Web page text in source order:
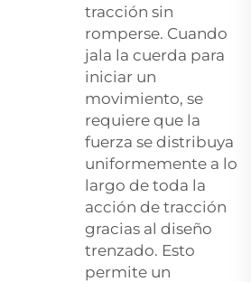
tracción sin
romperse. Cuando
jala la cuerda para
iniciar un
movimiento, se
requiere que la
fuerza se distribuya
uniformemente a lo
largo de toda la
acción de tracción
gracias al diseño
trenzado. Esto
permite un